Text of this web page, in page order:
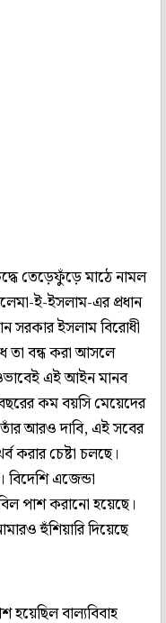
তেড়েফুঁড়ে মাঠে নামল
ই-ইসলাম-এর প্রধান
সরকার ইসলাম বিরোধী
তা বন্ধ করা আসলে
এই আইন মানব
কম বয়সি মেয়েদের
আরও দাবি, এই সবের
করার চেষ্টা চলছে।
এজেন্ডা
পাশ করানো হয়েছে।
হুঁশিয়ারি দিয়েছে
হয়েছিল বাল্যবিবাহ